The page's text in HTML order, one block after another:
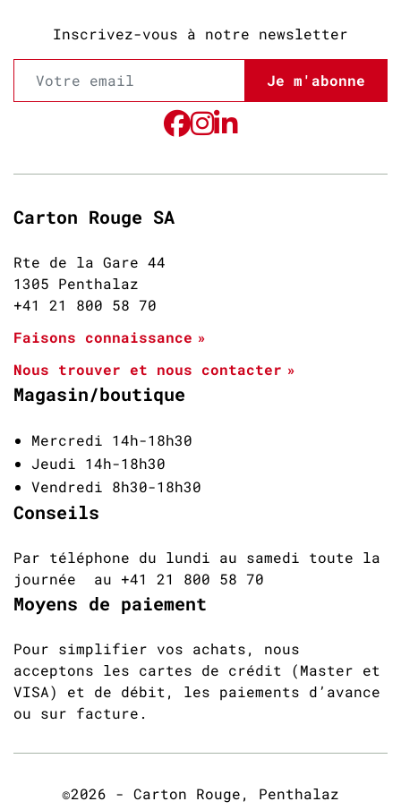
Inscrivez-vous à notre newsletter
Je m'abonne
Carton Rouge SA
Rte de la Gare 44
1305 Penthalaz
+41 21 800 58 70
Faisons connaissance
Nous trouver et nous contacter
Magasin/boutique
Mercredi 14h-18h30
Jeudi 14h-18h30
Vendredi 8h30-18h30
Conseils
Par téléphone du lundi au samedi toute la
journée au +41 21 800 58 70
Moyens de paiement
Pour simplifier vos achats, nous
acceptons les cartes de crédit (Master et
VISA) et de débit, les paiements d’avance
ou sur facture.
©2026 - Carton Rouge, Penthalaz